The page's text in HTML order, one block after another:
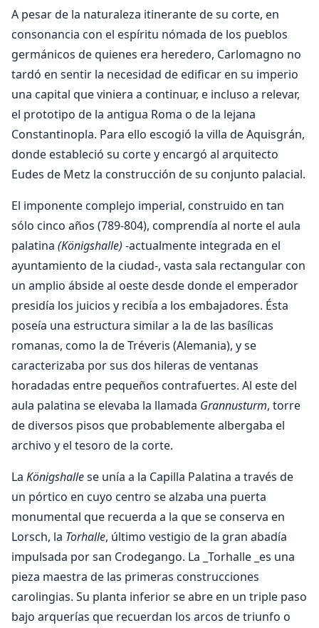
A pesar de la naturaleza itinerante de su corte, en
consonancia con el espíritu nómada de los pueblos
germánicos de quienes era heredero, Carlomagno no
tardó en sentir la necesidad de edificar en su imperio
una capital que viniera a continuar, e incluso a relevar,
el prototipo de la antigua Roma o de la lejana
Constantinopla. Para ello escogió la villa de Aquisgrán,
donde estableció su corte y encargó al arquitecto
Eudes de Metz la construcción de su conjunto palacial.
El imponente complejo imperial, construido en tan
sólo cinco años (789-804), comprendía al norte el aula
palatina (Königshalle) -actualmente integrada en el
ayuntamiento de la ciudad-, vasta sala rectangular con
un amplio ábside al oeste desde donde el emperador
presidía los juicios y recibía a los embajadores. Ésta
poseía una estructura similar a la de las basílicas
romanas, como la de Tréveris (Alemania), y se
caracterizaba por sus dos hileras de ventanas
horadadas entre pequeños contrafuertes. Al este del
aula palatina se elevaba la llamada Grannusturm, torre
de diversos pisos que probablemente albergaba el
archivo y el tesoro de la corte.
La Königshallese unía a la Capilla Palatina a través de
un pórtico en cuyo centro se alzaba una puerta
monumental que recuerda a la que se conserva en
Lorsch, la Torhalle, último vestigio de la gran abadía
impulsada por san Crodegango. La _Torhalle _es una
pieza maestra de las primeras construcciones
carolingias. Su planta inferior se abre en un triple paso
bajo arquerías que recuerdan los arcos de triunfo o